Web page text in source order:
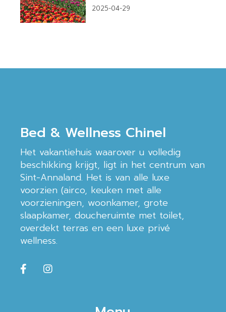
2025-04-29
Bed & Wellness Chinel
Het vakantiehuis waarover u volledig
beschikking krijgt, ligt in het centrum van
Sint-Annaland. Het is van alle luxe
voorzien (airco, keuken met alle
voorzieningen, woonkamer, grote
slaapkamer, doucheruimte met toilet,
overdekt terras en een luxe privé
wellness.